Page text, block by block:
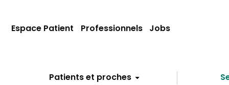
Patients et proches
Espace Patient Professionnels Jobs